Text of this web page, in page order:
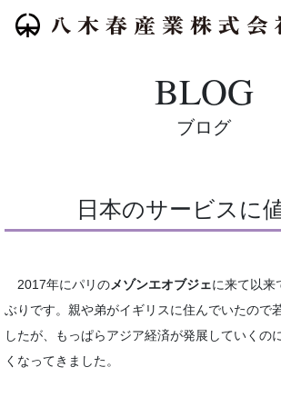
BLOG
ブログ
日本のサービスに
2017年にパリのメゾンエオブジェに来て以来
ぶりです。親や弟がイギリスに住んでいたので
したが、もっぱらアジア経済が発展していくの
くなってきました。